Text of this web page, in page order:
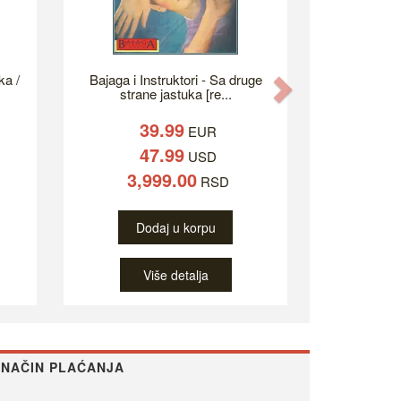
/ Bajaga i Instruktori - Sa druge
strane jastuka [re...
39.99EUR
47.99USD
3,999.00RSD
Dodaj u korpu
Više detalja
NAČIN PLAĆANJA